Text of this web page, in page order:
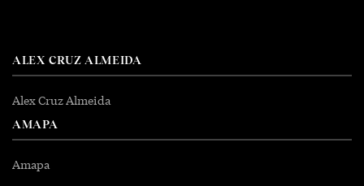
ALEX CRUZ ALMEIDA
Alex Cruz Almeida
AMAPA
Amapa